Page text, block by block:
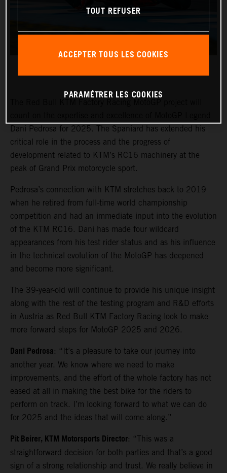
Dani Pedrosa for 2025. The Spaniard has extended his
critical role in the process and the progress of
development related to KTM’s RC16 machinery at the
peak of Grand Prix motorcycle sport.
Pedrosa’s connection with KTM stretches back to 2019
when he retired from full-time world championship
competition and had an immediate input into the evolution
of the KTM RC16. Dani has made four wildcard
appearances from his test rider status and as his influence
in the technical evolution of the MotoGP has deepened
and become more significant.
The 39-year-old will continue to provide his unique insight
along with the rest of the testing program and R&D efforts
in Austria as Red Bull KTM Factory Racing look to make
more forward steps for MotoGP 2025 and 2026.
Dani Pedrosa: “It’s a pleasure to take our journey into
another year. We know where we need to make
improvements, and the effort of the whole factory has not
eased at all in making the best bike for the riders to
perform on track. I’m looking forward to what we can do
for 2025 and the ideas that will come along.”
Pit Beirer, KTM Motorsports Director: “This was a
straightforward decision for both parties and that’s a good
sign of a strong relationship and trust. We really believe in
TOUT REFUSER
ACCEPTER TOUS LES COOKIES
PARAMÉTRER LES COOKIES